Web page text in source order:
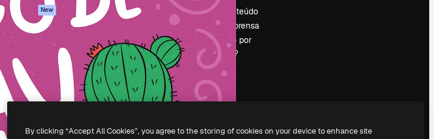
Agentes New
API
App móvel
ferramentas
Central de
confiabilidade
Afiliados
Empresas
Vender conteúdo
Sala de imprensa
Procurando por
magnific.ai?
Todos os direitos reservados.
By clicking “Accept All Cookies”, you agree to the storing of cookies on your device to enhance site